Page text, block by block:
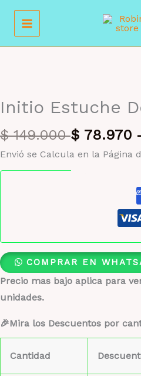
contenido
Initio Estuche
$149.000 $ 78.970
Envió se Calcula en la Página
COMPRAR EN
Precio mas bajo aplica para
unidades.
🎉Mira los Descuentos por
Cantidad